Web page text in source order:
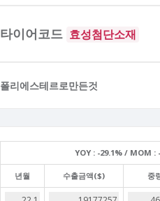
타이어코드 효성첨단소재
폴리에스테르로만든것
YOY :-29.1% / MOM :-
년월 수출금액($) 중